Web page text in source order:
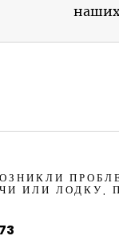
ИЛИ ЛОДКУ,